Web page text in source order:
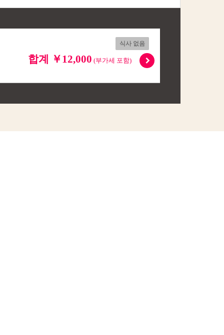
식사 없음
합계 ￥12,000 (부가세 포함)